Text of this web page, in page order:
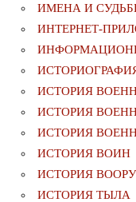
ИМЕНА И
ИНТЕРНЕТ-
ИСТОРИЯ
ИСТОРИЯ
ИСТОРИЯ
ИСТОРИЯ ВОИН
ИСТОРИЯ
ИСТОРИЯ ТЫЛА